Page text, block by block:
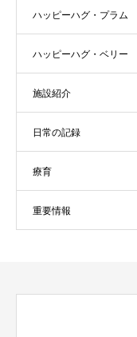
ハッピーハグ・プラム
ハッピーハグ・ベリー
施設紹介
日常の記録
療育
重要情報